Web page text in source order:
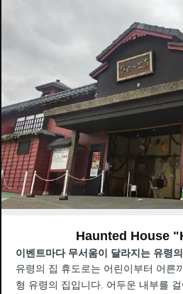
Haunted House
이벤트마다 무서움이 달라지는 유령
유령의 집 휴도로는 어린이부터 어른
형 유령의 집입니다. 어두운 내부를